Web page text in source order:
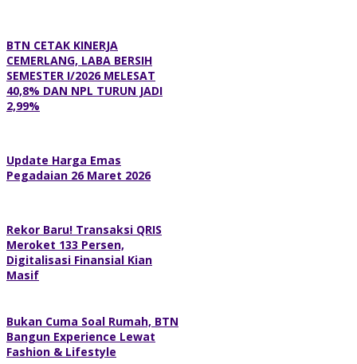
BTN CETAK KINERJA
CEMERLANG, LABA BERSIH
SEMESTER I/2026 MELESAT
40,8% DAN NPL TURUN JADI
2,99%
Update Harga Emas
Pegadaian 26 Maret 2026
Rekor Baru! Transaksi QRIS
Meroket 133 Persen,
Digitalisasi Finansial Kian
Masif
Bukan Cuma Soal Rumah, BTN
Bangun Experience Lewat
Fashion & Lifestyle